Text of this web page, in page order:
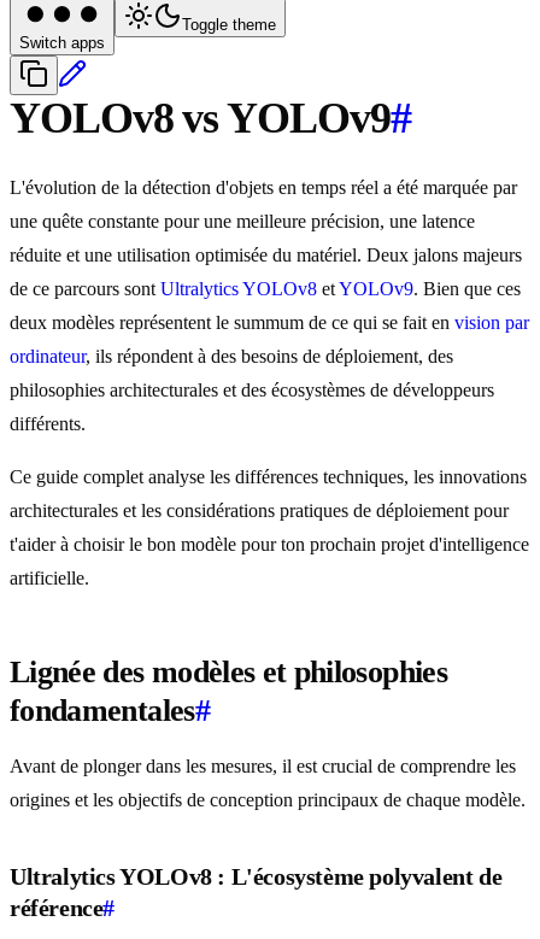
Switch apps
Toggle theme
YOLOv8 vs YOLOv9#
L'évolution de la détection d'objets en temps réel a été marquée par
une quête constante pour une meilleure précision, une latence
réduite et une utilisation optimisée du matériel. Deux jalons majeurs
de ce parcours sont Ultralytics YOLOv8 etYOLOv9. Bien que ces
deux modèles représentent le summum de ce qui se fait en vision par
ordinateur, ils répondent à des besoins de déploiement, des
philosophies architecturales et des écosystèmes de développeurs
différents.
Ce guide complet analyse les différences techniques, les innovations
architecturales et les considérations pratiques de déploiement pour
t'aider à choisir le bon modèle pour ton prochain projet d'intelligence
artificielle.
Lignée des modèles et philosophies
fondamentales#
Avant de plonger dans les mesures, il est crucial de comprendre les
origines et les objectifs de conception principaux de chaque modèle.
Ultralytics YOLOv8 : L'écosystème polyvalent de
référence#